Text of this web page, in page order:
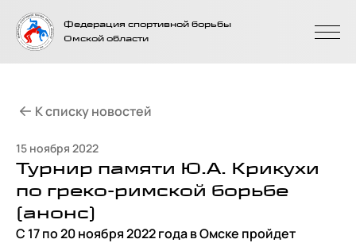
На главную
страницу
Федерация спортивной борьбы
Омской области
15 ноября 2022
Турнир памяти Ю.А. Крикухи
по греко-римской борьбе
(анонс)
С 17 по 20 ноября 2022 года в Омске пройдет
К списку новостей